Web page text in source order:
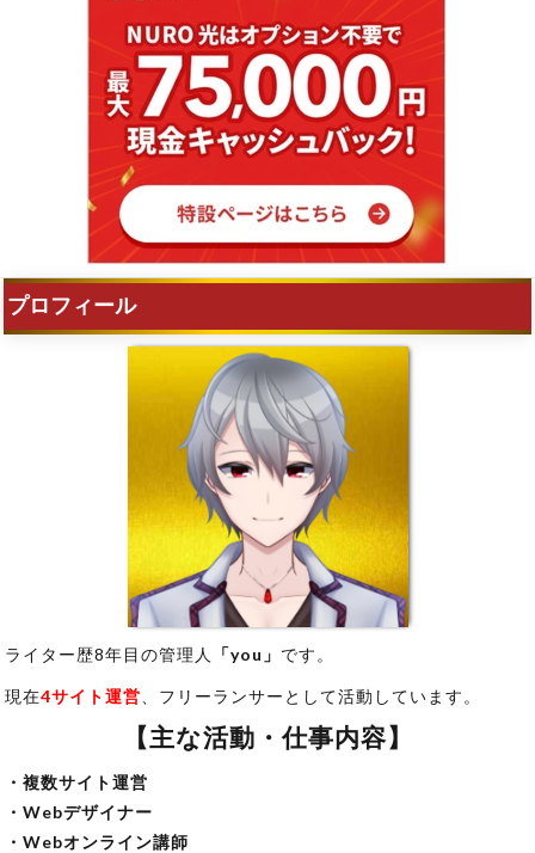
プロフィール
ライター歴8年目の管理人 「you」 です。
現在4サイト運営 、フリーランサーとして活動しています。
【主な活動・仕事内容】
・複数サイト運営
・Webデザイナー
・Webオンライン講師